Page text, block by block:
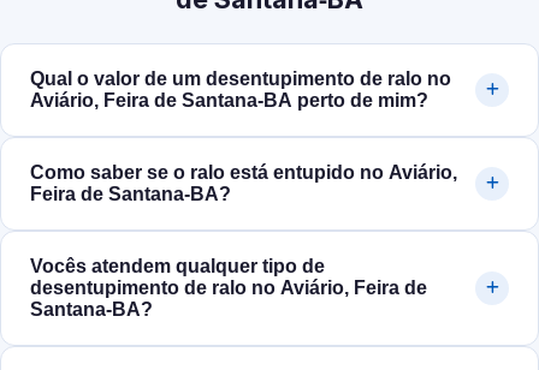
Qual o valor de um desentupimento de ralo no
Aviário, Feira de Santana‑BA perto de mim?
Como saber se o ralo está entupido no Aviário,
Feira de Santana‑BA?
Vocês atendem qualquer tipo de
desentupimento de ralo no Aviário, Feira de
Santana‑BA?